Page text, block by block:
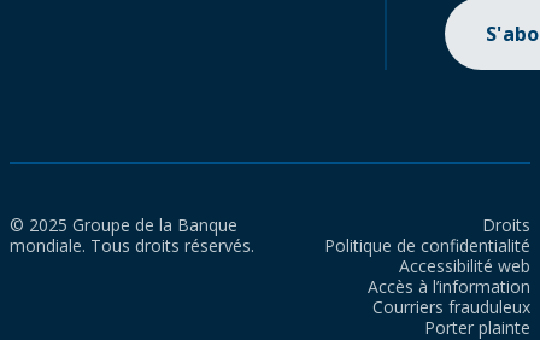
© 2025 Groupe de la Banque
mondiale. Tous droits réservés.
Droits
Politique de confidentialité
Accessibilité web
Accès à l’information
Courriers frauduleux
Porter plainte